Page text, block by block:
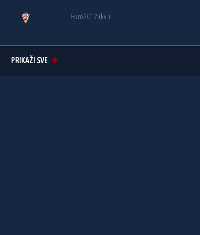
Euro2012 (kv.)
PRIKAŽI SVE